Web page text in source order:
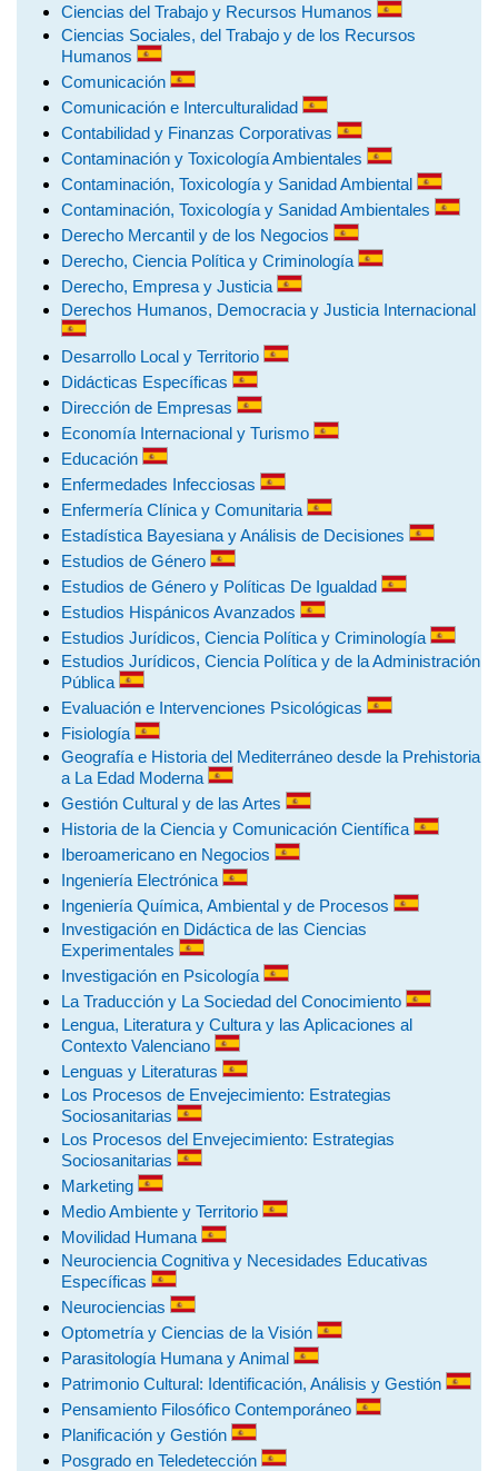
Ciencias del Trabajo y Recursos Humanos
Ciencias Sociales, del Trabajo y de los Recursos
Humanos
Comunicación
Comunicación e Interculturalidad
Contabilidad y Finanzas Corporativas
Contaminación y Toxicología Ambientales
Contaminación, Toxicología y Sanidad Ambiental
Contaminación, Toxicología y Sanidad Ambientales
Derecho Mercantil y de los Negocios
Derecho, Ciencia Política y Criminología
Derecho, Empresa y Justicia
Derechos Humanos, Democracia y Justicia Internacional
Desarrollo Local y Territorio
Didácticas Específicas
Dirección de Empresas
Economía Internacional y Turismo
Educación
Enfermedades Infecciosas
Enfermería Clínica y Comunitaria
Estadística Bayesiana y Análisis de Decisiones
Estudios de Género
Estudios de Género y Políticas De Igualdad
Estudios Hispánicos Avanzados
Estudios Jurídicos, Ciencia Política y Criminología
Estudios Jurídicos, Ciencia Política y de la Administración
Pública
Evaluación e Intervenciones Psicológicas
Fisiología
Geografía e Historia del Mediterráneo desde la Prehistoria
a La Edad Moderna
Gestión Cultural y de las Artes
Historia de la Ciencia y Comunicación Científica
Iberoamericano en Negocios
Ingeniería Electrónica
Ingeniería Química, Ambiental y de Procesos
Investigación en Didáctica de las Ciencias
Experimentales
Investigación en Psicología
La Traducción y La Sociedad del Conocimiento
Lengua, Literatura y Cultura y las Aplicaciones al
Contexto Valenciano
Lenguas y Literaturas
Los Procesos de Envejecimiento: Estrategias
Sociosanitarias
Los Procesos del Envejecimiento: Estrategias
Sociosanitarias
Marketing
Medio Ambiente y Territorio
Movilidad Humana
Neurociencia Cognitiva y Necesidades Educativas
Específicas
Neurociencias
Optometría y Ciencias de la Visión
Parasitología Humana y Animal
Patrimonio Cultural: Identificación, Análisis y Gestión
Pensamiento Filosófico Contemporáneo
Planificación y Gestión
Posgrado en Teledetección